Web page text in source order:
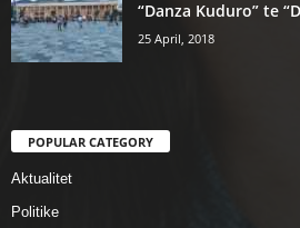
“Danza Kuduro” te
25 April, 2018
POPULAR CATEGORY
Aktualitet
Politike